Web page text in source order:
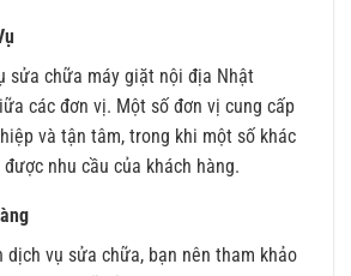
sửa chữa máy giặt nội địa Nhật
các đơn vị. Một số đơn vị cung cấp
và tận tâm, trong khi một số khác
nhu cầu của khách hàng.
dịch vụ sửa chữa, bạn nên tham khảo